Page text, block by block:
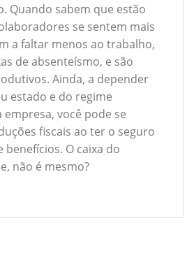
Quando sabem que estão
se sentem mais
a faltar menos ao trabalho,
de absenteísmo, e são
Ainda, a depender
estado e do regime
você pode se
fiscais ao ter o seguro
benefícios. O caixa do
não é mesmo?